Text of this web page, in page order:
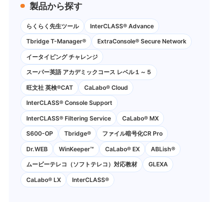
製品から探す
らくらく先生ツール InterCLASS® Advance
Tbridge T-Manager® ExtraConsole® Secure Network
イータイピング チャレンジ
スーパー英語 アカデミックコース レベル１～５
旺文社 英検®CAT CaLabo®︎ Cloud
InterCLASS®︎ Console Support
InterCLASS®︎ Filtering Service CaLabo® MX
S600-OP Tbridge® ファイル暗号化CR Pro
Dr.WEB WinKeeper™ CaLabo® EX ABLish®
ムービーテレコ（ソフトテレコ）対応教材 GLEXA
CaLabo® LX InterCLASS®